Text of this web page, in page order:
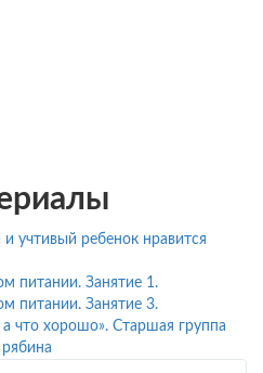
учтивый ребенок нравится
питании. Занятие 1.
питании. Занятие 3.
что хорошо». Старшая группа